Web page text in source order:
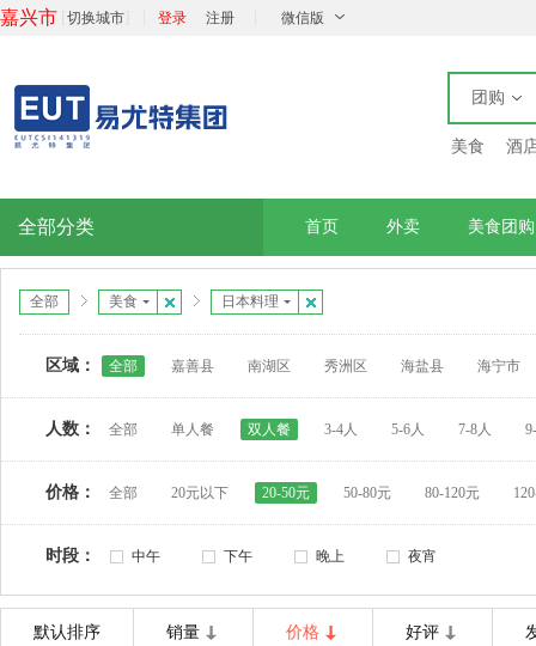
嘉兴市 切换城市 登录 注册 微信版
团购
美食 酒
全部分类 首页 外卖 美食团购
全部 美食 日本料理
区域： 全部 嘉善县 南湖区 秀洲区 海盐县 海宁市
人数： 全部 单人餐 双人餐 3-4人 5-6人 7-8人
价格： 全部 20元以下 20-50元 50-80元 80-120元
时段： 中午 下午 晚上 夜宵
默认排序 销量 价格 好评